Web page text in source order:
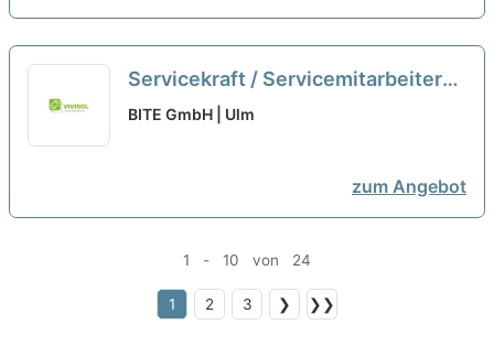
Servicekraft / Servicemitarbeiter
(m/w/d) Spielhalle in Voll- oder
BITE GmbH | Ulm
zum Angebot
1 - 10 von 24
1 2 3 ❯ ❯❯